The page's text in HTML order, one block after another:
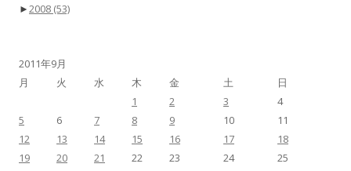
►2008 (53)
2011年9月
月
火 水 木 金 土
日
1
2 3
4
5
6 7 8 9 10
11
12
13 14 15 16 17
18
19
20 21 22 23 24
25